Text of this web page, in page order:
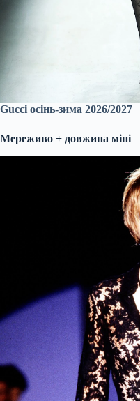
Gucci осінь-зима 2026/2027
Мереживо + довжина міні